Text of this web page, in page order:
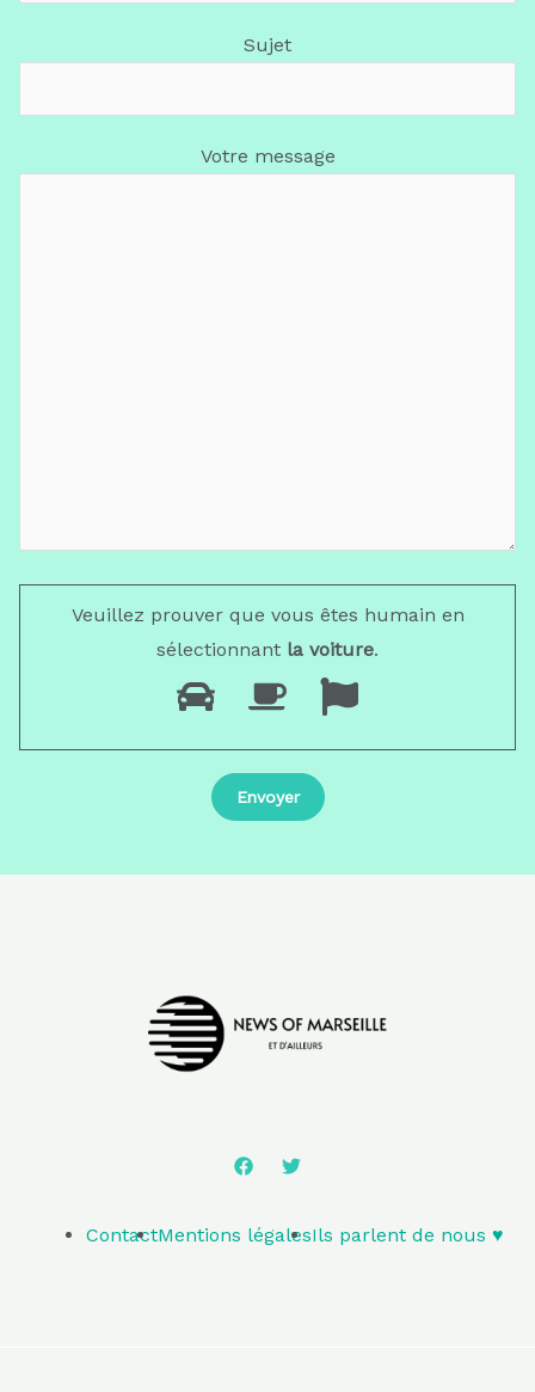
Sujet
Votre message
Veuillez prouver que vous êtes humain en
sélectionnant la voiture.
ContactMentions légalesIls parlent de nous ♥️